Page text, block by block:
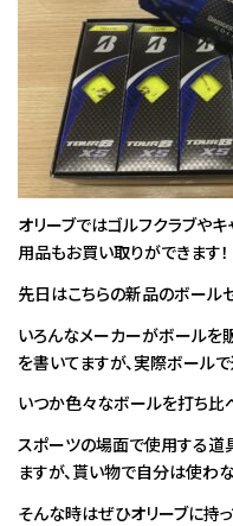
オリーブではゴルフクラブやキ
用品もお買い取りができます！
先日はこちらの新品のボール
いろんなメーカーがボールを
を書いてますが、実際ボール
いつか色々なボールを打ち比
スポーツの場面で使用する
ますが、貰い物で自分は使わ
そんな時はぜひオリーブに持